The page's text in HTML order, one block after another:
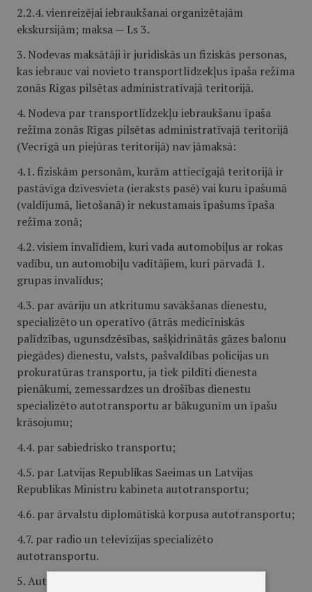
2.2.4. vienreizējai iebraukšanai organizētajām
ekskursijām; maksa — Ls 3.
3. Nodevas maksātāji ir juridiskās un fiziskās personas,
kas iebrauc vai novieto transportlīdzekļus īpaša režīma
zonās Rīgas pilsētas administratīvajā teritorijā.
4. Nodeva par transportlīdzekļu iebraukšanu īpaša
režīma zonās Rīgas pilsētas administratīvajā teritorijā
(Vecrīgā un piejūras teritorijā) nav jāmaksā:
4.1. fiziskām personām, kurām attiecīgajā teritorijā ir
pastāvīga dzīvesvieta (ieraksts pasē) vai kuru īpašumā
(valdījumā, lietošanā) ir nekustamais īpašums īpaša
režīma zonā;
4.2. visiem invalīdiem, kuri vada automobiļus ar rokas
vadību, un automobiļu vadītājiem, kuri pārvadā 1.
grupas invalīdus;
4.3. par avāriju un atkritumu savākšanas dienestu,
specializēto un operatīvo (ātrās medicīniskās
palīdzības, ugunsdzēsības, sašķidrinātās gāzes balonu
piegādes) dienestu, valsts, pašvaldības policijas un
prokuratūras transportu, ja tiek pildīti dienesta
pienākumi, zemessardzes un drošības dienestu
specializēto autotransportu ar bākugunīm un īpašu
krāsojumu;
4.4. par sabiedrisko transportu;
4.5. par Latvijas Republikas Saeimas un Latvijas
Republikas Ministru kabineta autotransportu;
4.6. par ārvalstu diplomātiskā korpusa autotransportu;
4.7. par radio un televīzijas specializēto
autotransportu.
5. Autotransporta iebraukšanas Vecrīgā atļauju